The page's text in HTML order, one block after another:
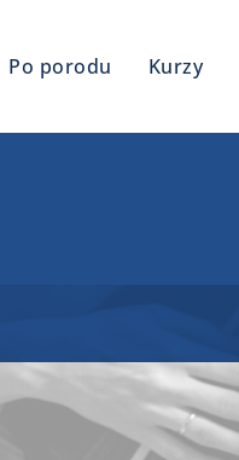
Po porodu Kurzy